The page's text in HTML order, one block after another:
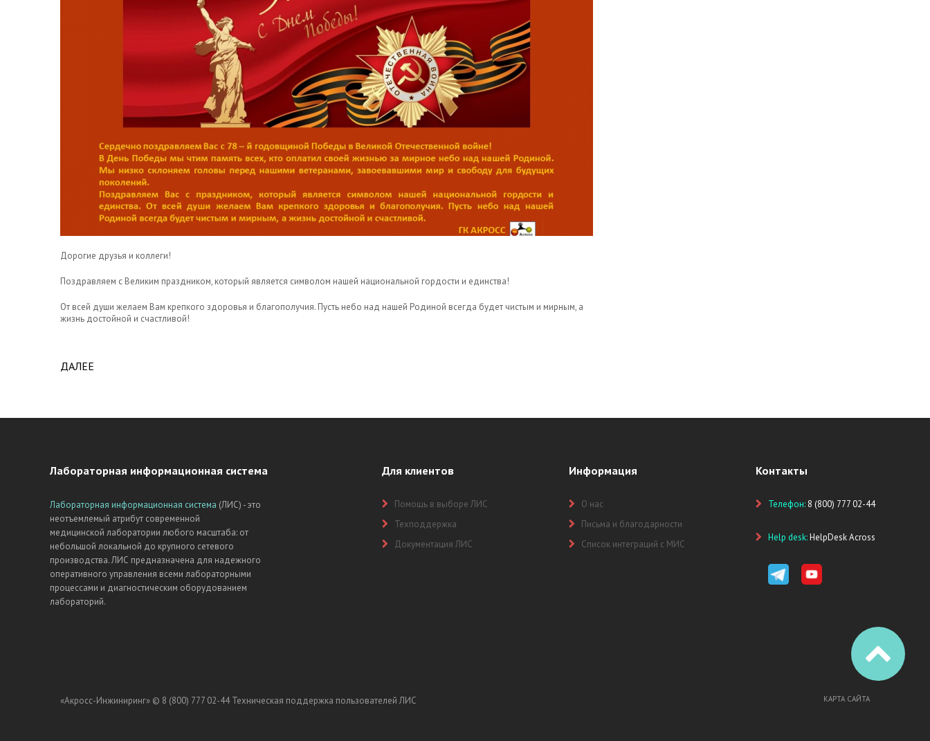
Дорогие друзья и коллеги!
Поздравляем с Великим праздником, который является символом нашей национальной гордости и единства!
От всей души желаем Вам крепкого здоровья и благополучия. Пусть небо над нашей Родиной всегда будет чистым и мирным, а
жизнь достойной и счастливой!
ДАЛЕЕ
Лабораторная информационная система
Лабораторная информационная система (ЛИС) - это
неотъемлемый атрибут современной
медицинской лаборатории любого масштаба: от
небольшой локальной до крупного сетевого
производства. ЛИС предназначена для надежного
оперативного управления всеми лабораторными
процессами и диагностическим оборудованием
лабораторий.
Для клиентов
Помощь в выборе ЛИС
Техподдержка
Документация ЛИС
Информация
О нас
Письма и благодарности
Список интеграций с МИС
Контакты
Телефон: 8 (800) 777 02-44
Help desk:HelpDesk Across
«Акросс-Инжиниринг» © 8 (800) 777 02-44 Техническая поддержка пользователей ЛИС КАРТА САЙТА